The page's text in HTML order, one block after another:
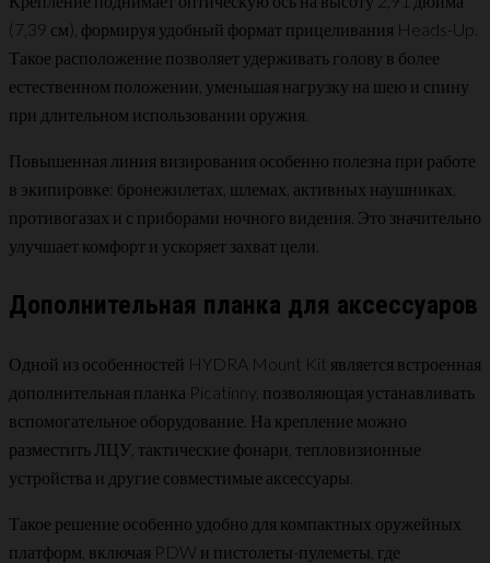
(7,39 см), формируя удобный формат прицеливания Heads-Up.
Такое расположение позволяет удерживать голову в более
естественном положении, уменьшая нагрузку на шею и спину
при длительном использовании оружия.
Повышенная линия визирования особенно полезна при работе
в экипировке: бронежилетах, шлемах, активных наушниках,
противогазах и с приборами ночного видения. Это значительно
улучшает комфорт и ускоряет захват цели.
Дополнительная планка для аксессуаров
Одной из особенностей HYDRA Mount Kit является встроенная
дополнительная планка Picatinny, позволяющая устанавливать
вспомогательное оборудование. На крепление можно
разместить ЛЦУ, тактические фонари, тепловизионные
устройства и другие совместимые аксессуары.
Такое решение особенно удобно для компактных оружейных
платформ, включая PDW и пистолеты-пулеметы, где